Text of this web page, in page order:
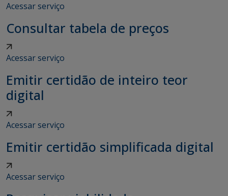
Acessar serviço
Consultar tabela de preços
Acessar serviço
Emitir certidão de inteiro teor
digital
Acessar serviço
Emitir certidão simplificada digital
Acessar serviço